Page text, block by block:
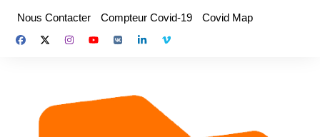
contenu
Nous Contacter Compteur Covid-19 Covid Map